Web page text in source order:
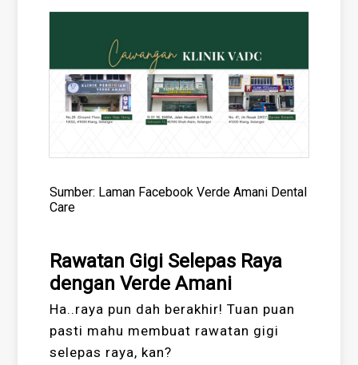
Sumber: Laman Facebook Verde Amani Dental
Care
Rawatan Gigi Selepas Raya
dengan Verde Amani
Ha..raya pun dah berakhir! Tuan puan
pasti mahu membuat rawatan gigi
selepas raya, kan?